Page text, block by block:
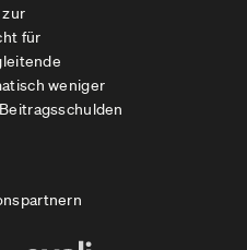
für
weniger